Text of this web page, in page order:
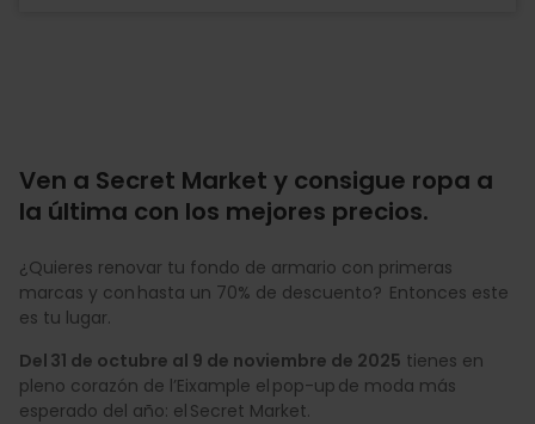
Ven a Secret Market y consigue ropa a
la última con los mejores precios.
¿Quieres renovar tu fondo de armario con primeras
marcas y con hasta un 70% de descuento? Entonces este
es tu lugar.
Del 31 de octubre al 9 de noviembre de 2025 tienes en
pleno corazón de l’Eixample el pop-up de moda más
esperado del año: el Secret Market.